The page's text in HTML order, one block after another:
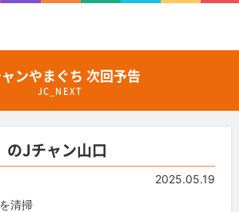
ンやまぐち 次回予告
JC_NEXT
のJチャン山口
2025.05.19
清掃